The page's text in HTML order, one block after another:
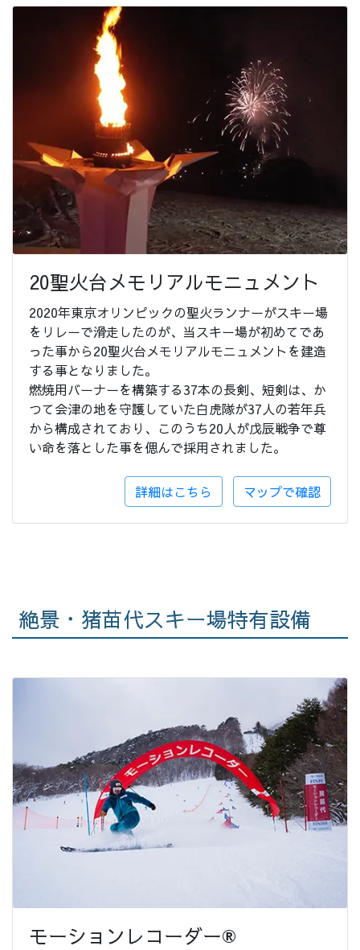
20聖火台メモリアルモニュメント
2020年東京オリンピックの聖火ランナーがスキー場
をリレーで滑走したのが、当スキー場が初めてであ
った事から20聖火台メモリアルモニュメントを建造
する事となりました。
燃焼用バーナーを構築する37本の長剣、短剣は、か
つて会津の地を守護していた白虎隊が37人の若年兵
から構成されており、このうち20人が戊辰戦争で尊
い命を落とした事を偲んで採用されました。
詳細はこちら マップで確認
絶景・猪苗代スキー場特有設備
モーションレコーダー®